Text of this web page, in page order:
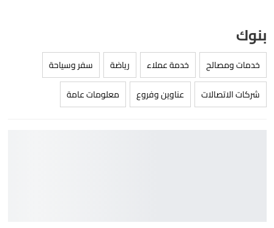
بنوك
خدمات ومصالح خدمة عملاء رياضة
سفر وسياحة
شركات الاتصالات
عناوين وفروع معلومات عامة